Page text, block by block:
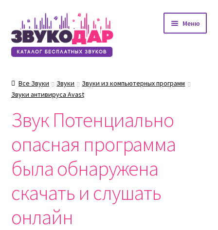
Перейти
к
навигации
Перейти
к
содержимому
Меню
Все Звуки Звуки
Звуки из компьютерных программ
Звуки антивируса Avast
Звук Потенциально
опасная программа
была обнаружена
скачать и слушать
онлайн